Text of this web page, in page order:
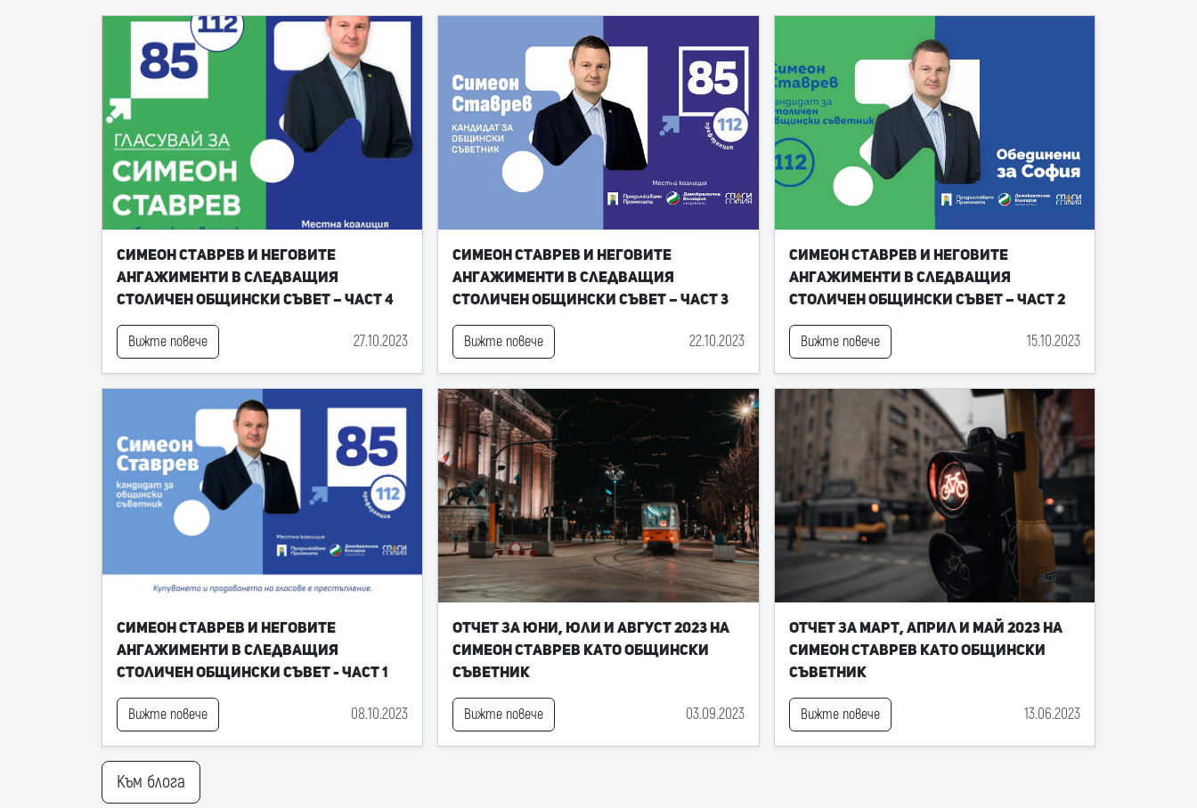
Симеон Ставрев и неговите
ангажименти в следващия
Столичен общински съвет – част 4
Вижте повече 27.10.2023
Симеон Ставрев и неговите
ангажименти в следващия
Столичен общински съвет – част 3
Вижте повече 22.10.2023
Симеон Ставрев и неговите
ангажименти в следващия
Столичен общински съвет – част 2
Вижте повече 15.10.2023
Симеон Ставрев и неговите
ангажименти в следващия
Столичен общински съвет - част 1
Вижте повече 08.10.2023
Отчет за юни, юли и август 2023 на
Симеон Ставрев като общински
съветник
Вижте повече 03.09.2023
Отчет за март, април и май 2023 на
Симеон Ставрев като общински
съветник
Вижте повече 13.06.2023
Към блога